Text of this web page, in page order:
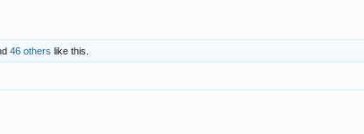
46 others like this.